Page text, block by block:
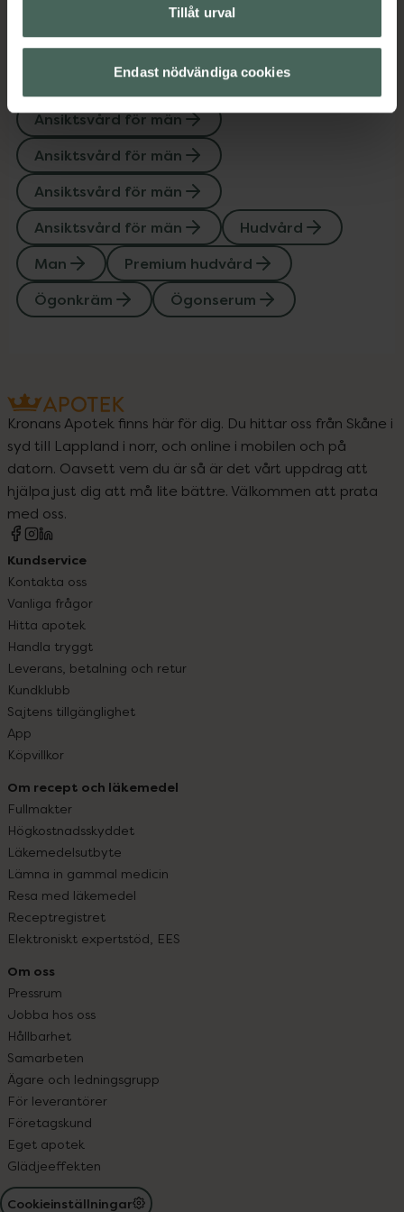
Tillåt urval
Endast nödvändiga cookies
Upptäck flera produkter inom
Ansiktsserum
Ansiktsvård
Ansiktsvård för män
Ansiktsvård för män
Ansiktsvård för män
Ansiktsvård för män
Hudvård
Man
Premium hudvård
Ögonkräm
Ögonserum
Kronans Apotek finns här för dig. Du hittar oss från Skåne i
syd till Lappland i norr, och online i mobilen och på
datorn. Oavsett vem du är så är det vårt uppdrag att
hjälpa just dig att må lite bättre. Välkommen att prata
med oss.
Kundservice
Kontakta oss
Vanliga frågor
Hitta apotek
Handla tryggt
Leverans, betalning och retur
Kundklubb
Sajtens tillgänglighet
App
Köpvillkor
Om recept och läkemedel
Fullmakter
Högkostnadsskyddet
Läkemedelsutbyte
Lämna in gammal medicin
Resa med läkemedel
Receptregistret
Elektroniskt expertstöd, EES
Om oss
Pressrum
Jobba hos oss
Hållbarhet
Samarbeten
Ägare och ledningsgrupp
För leverantörer
Företagskund
Eget apotek
Glädjeeffekten
Cookieinställningar